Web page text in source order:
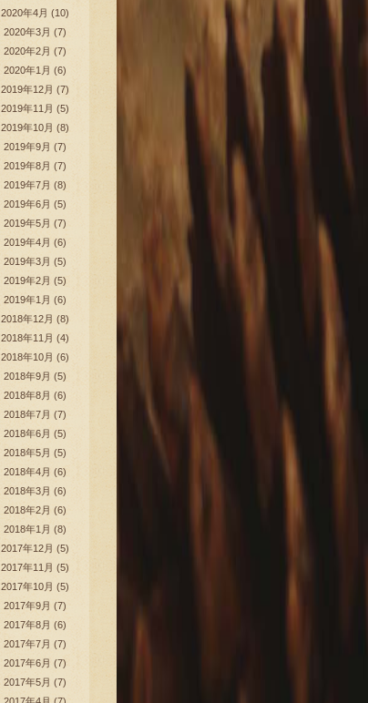
2020年4月 (10)
2020年3月 (7)
2020年2月 (7)
2020年1月 (6)
2019年12月 (7)
2019年11月 (5)
2019年10月 (8)
2019年9月 (7)
2019年8月 (7)
2019年7月 (8)
2019年6月 (5)
2019年5月 (7)
2019年4月 (6)
2019年3月 (5)
2019年2月 (5)
2019年1月 (6)
2018年12月 (8)
2018年11月 (4)
2018年10月 (6)
2018年9月 (5)
2018年8月 (6)
2018年7月 (7)
2018年6月 (5)
2018年5月 (5)
2018年4月 (6)
2018年3月 (6)
2018年2月 (6)
2018年1月 (8)
2017年12月 (5)
2017年11月 (5)
2017年10月 (5)
2017年9月 (7)
2017年8月 (6)
2017年7月 (7)
2017年6月 (7)
2017年5月 (7)